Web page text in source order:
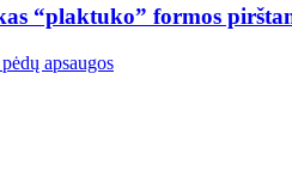
“plaktuko” formos
apsaugos